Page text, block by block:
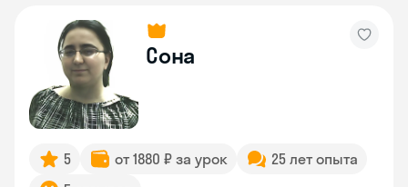
Сона
5 от 1880 ₽ за урок
25 лет опыта